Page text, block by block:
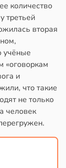
количество
третьей
вторая
учёные
«оговоркам
и
что такие
не только
человек